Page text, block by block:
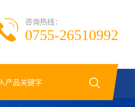
咨询热线：
0755-26510992